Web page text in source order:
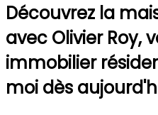
Découvrez la
avec Olivier Roy,
immobilier
moi dès